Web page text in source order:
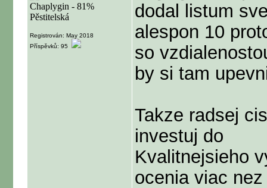
Registrován: May 2018
Příspěvků: 95
dodal listum
alespon 10
so
by si tam
Takze radsej
investuj do
Kvalitnejsieho
ocenia viac